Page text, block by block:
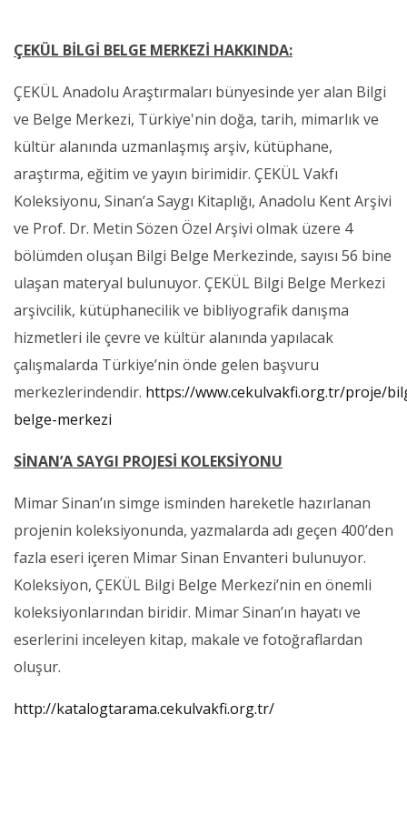
ÇEKÜL BİLGİ BELGE MERKEZİ HAKKINDA:
ÇEKÜL Anadolu Araştırmaları bünyesinde yer alan Bilgi
ve Belge Merkezi, Türkiye'nin doğa, tarih, mimarlık ve
kültür alanında uzmanlaşmış arşiv, kütüphane,
araştırma, eğitim ve yayın birimidir. ÇEKÜL Vakfı
Koleksiyonu, Sinan’a Saygı Kitaplığı, Anadolu Kent Arşivi
ve Prof. Dr. Metin Sözen Özel Arşivi olmak üzere 4
bölümden oluşan Bilgi Belge Merkezinde, sayısı 56 bine
ulaşan materyal bulunuyor. ÇEKÜL Bilgi Belge Merkezi
arşivcilik, kütüphanecilik ve bibliyografik danışma
hizmetleri ile çevre ve kültür alanında yapılacak
çalışmalarda Türkiye’nin önde gelen başvuru
merkezlerindendir. https://www.cekulvakfi.org.tr/proje/
belge-merkezi
SİNAN’A SAYGI PROJESİ KOLEKSİYONU
Mimar Sinan’ın simge isminden hareketle hazırlanan
projenin koleksiyonunda, yazmalarda adı geçen 400’den
fazla eseri içeren Mimar Sinan Envanteri bulunuyor.
Koleksiyon, ÇEKÜL Bilgi Belge Merkezi’nin en önemli
koleksiyonlarından biridir. Mimar Sinan’ın hayatı ve
eserlerini inceleyen kitap, makale ve fotoğraflardan
oluşur.
http://katalogtarama.cekulvakfi.org.tr/